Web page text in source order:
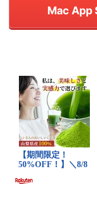
Mac App